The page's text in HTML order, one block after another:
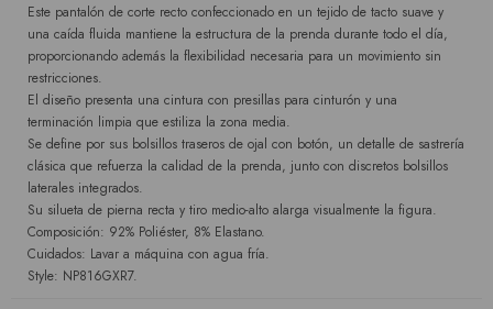
Este pantalón de corte recto confeccionado en un tejido de tacto suave y
una caída fluida mantiene la estructura de la prenda durante todo el día,
proporcionando además la flexibilidad necesaria para un movimiento sin
restricciones.
El diseño presenta una cintura con presillas para cinturón y una
terminación limpia que estiliza la zona media.
Se define por sus bolsillos traseros de ojal con botón, un detalle de sastrería
clásica que refuerza la calidad de la prenda, junto con discretos bolsillos
laterales integrados.
Su silueta de pierna recta y tiro medio-alto alarga visualmente la figura.
Composición: 92% Poliéster, 8% Elastano.
Cuidados: Lavar a máquina con agua fría.
Style: NP816GXR7.